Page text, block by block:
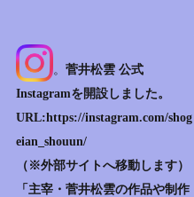
。 菅井松雲 公式
Instagramを開設しました。
URL:https://instagram.com/shog
eian_shouun/
（※外部サイトへ移動します）
「主宰・菅井松雲の作品や制作